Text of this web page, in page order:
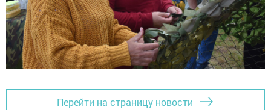
Перейти на страницу новости